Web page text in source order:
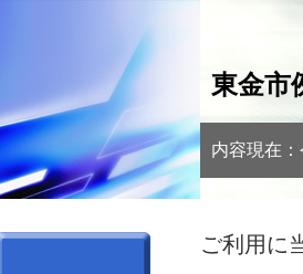
東金市
内容現在
ご利用に